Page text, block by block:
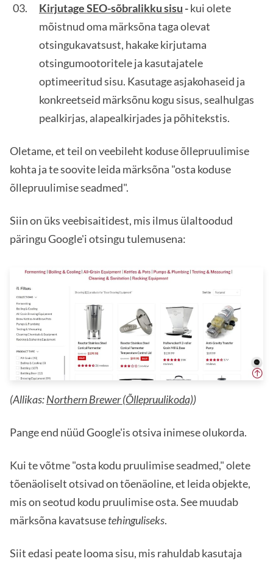
Kirjutage SEO-sõbralikku sisu -kui olete
mõistnud oma märksõna taga olevat
otsingukavatsust, hakake kirjutama
otsingumootoritele ja kasutajatele
optimeeritud sisu. Kasutage asjakohaseid ja
konkreetseid märksõnu kogu sisus, sealhulgas
pealkirjas, alapealkirjades ja põhitekstis.
Oletame, et teil on veebileht koduse õllepruulimise
kohta ja te soovite leida märksõna "osta koduse
õllepruulimise seadmed".
Siin on üks veebisaitidest, mis ilmus ülaltoodud
päringu Google'i otsingu tulemusena:
(Allikas:Northern Brewer (Õllepruulikoda))
Pange end nüüd Google'is otsiva inimese olukorda.
Kui te võtme "osta kodu pruulimise seadmed," olete
tõenäoliselt otsivad on tõenäoline, et leida objekte,
mis on seotud kodu pruulimise osta. See muudab
märksõna kavatsusetehinguliseks.
Siit edasi peate looma sisu, mis rahuldab kasutaja